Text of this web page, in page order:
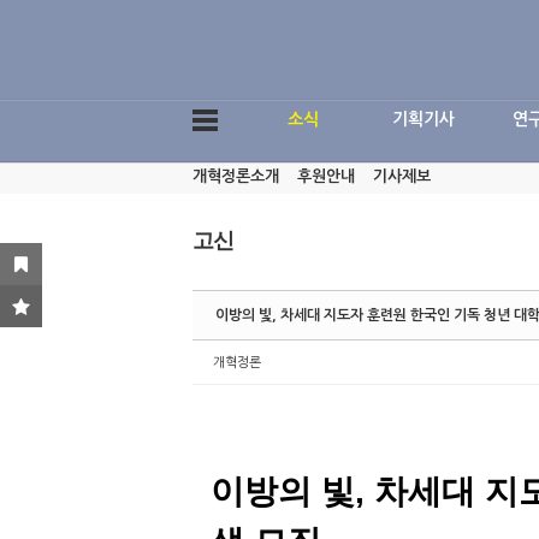
소식 기획기사 연
개혁정론소개 후원안내 기사제보
고신
이방의 빛, 차세대 지도자 훈련원 한국인 기독 청년 대
개혁정론
이방의 빛, 차세대 지
Sketchbook5, 스케치북5
Sketchbook5, 스케치북5